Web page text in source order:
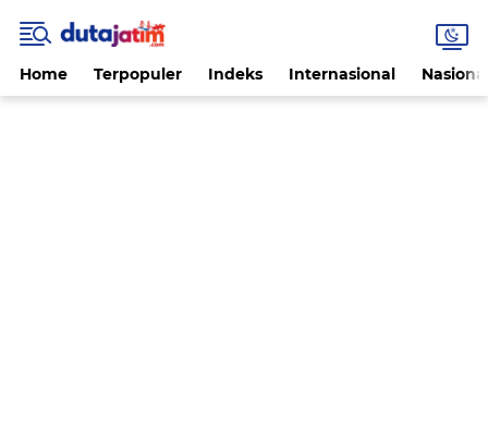
Home Terpopuler Indeks Internasional